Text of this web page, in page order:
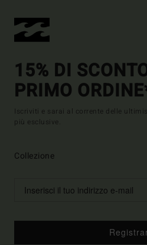
15% DI
PRIMO
Iscriviti e sarai al corrente delle
più esclusive.
Collezione